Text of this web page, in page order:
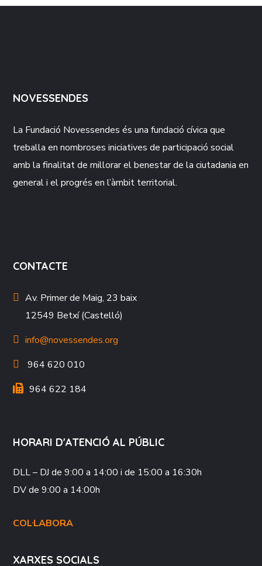
NOVESSENDES
La Fundació Novessendes és una fundació cívica que
treballa en nombroses iniciatives de participació social
amb la finalitat de millorar el benestar de la ciutadania en
general i el progrés en l’àmbit territorial.
CONTACTE
Av. Primer de Maig, 23 baix
12549 Betxí (Castelló)
info@novessendes.org
964 620 010
964 622 184
HORARI D'ATENCIÓ AL PÚBLIC
DLL – DJde 9:00 a 14:00 i de 15:00 a 16:30h
DVde 9:00 a 14:00h
COL·LABORA
XARXES SOCIALS